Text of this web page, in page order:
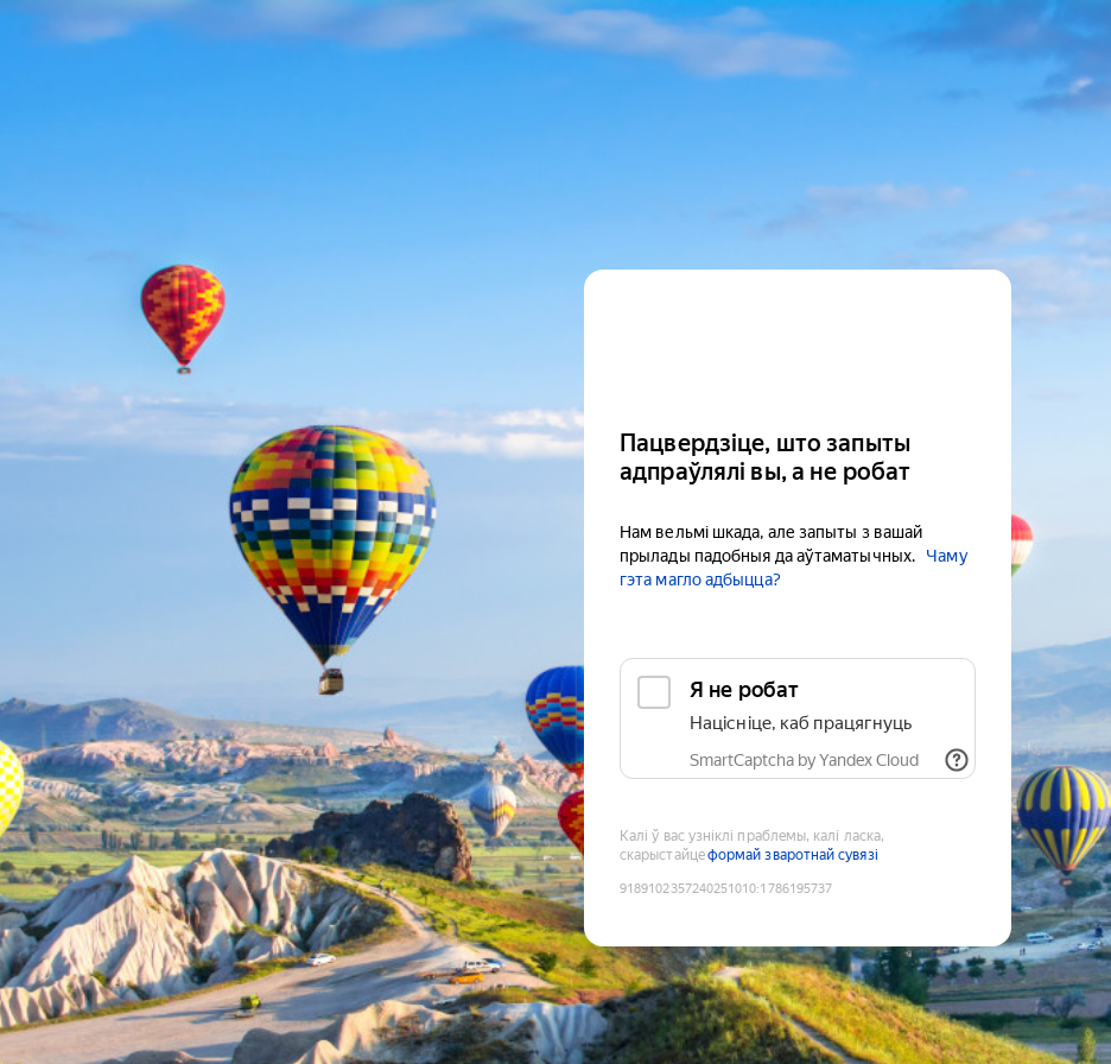
Пацвердзіце, што запыты
адпраўлялі вы, а не робат
Нам вельмі шкада, але запыты з вашай
прылады падобныя да аўтаматычных.
Чаму
гэта магло адбыцца?
Я не робат
Націсніце, каб працягнуць
SmartCaptcha by Yandex Cloud
Калі ў вас узніклі праблемы, калі ласка,
скарыстайцеформай зваротнай сувязі
9189102357240251010:1786195737